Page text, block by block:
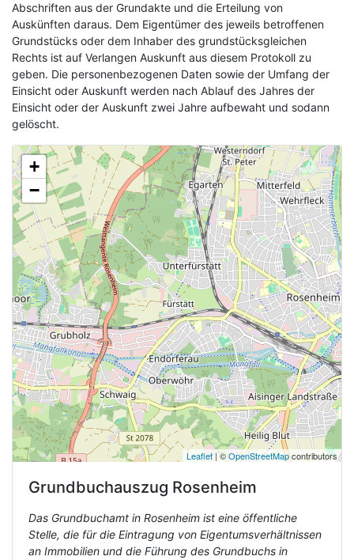
Abschriften aus der Grundakte und die Erteilung von
Auskünften daraus. Dem Eigentümer des jeweils betroffenen
Grundstücks oder dem Inhaber des grundstücksgleichen
Rechts ist auf Verlangen Auskunft aus diesem Protokoll zu
geben. Die personenbezogenen Daten sowie der Umfang der
Einsicht oder Auskunft werden nach Ablauf des Jahres der
Einsicht oder der Auskunft zwei Jahre aufbewaht und sodann
gelöscht.
+
−
Leaflet| ©OpenStreetMapcontributors
Grundbuchauszug Rosenheim
Das Grundbuchamt in Rosenheim ist eine öffentliche
Stelle, die für die Eintragung von Eigentumsverhältnissen
an Immobilien und die Führung des Grundbuchs in